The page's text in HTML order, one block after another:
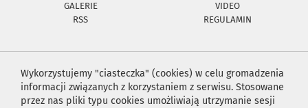
GALERIE
VIDEO
RSS
REGULAMIN
Wykorzystujemy "ciasteczka" (cookies) w celu gromadzenia
informacji związanych z korzystaniem z serwisu. Stosowane
przez nas pliki typu cookies umożliwiają utrzymanie sesji